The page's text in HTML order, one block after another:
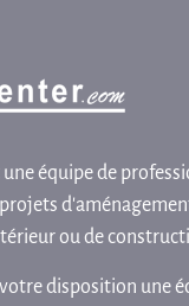
une équipe de
ou de
disposition une